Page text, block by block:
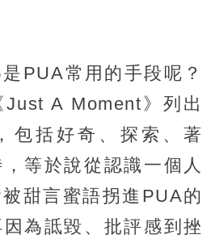
PUA常用的手段呢？
A Moment》列出
包括好奇、探索、著
等於說從認識一個人
甜言蜜語拐進PUA的
為詆毀、批評感到挫